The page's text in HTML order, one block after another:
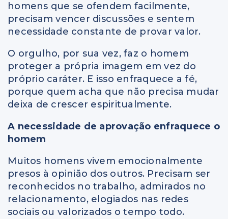
homens que se ofendem facilmente,
precisam vencer discussões e sentem
necessidade constante de provar valor.
O orgulho, por sua vez, faz o homem
proteger a própria imagem em vez do
próprio caráter. E isso enfraquece a fé,
porque quem acha que não precisa mudar
deixa de crescer espiritualmente.
A necessidade de aprovação enfraquece o
homem
Muitos homens vivem emocionalmente
presos à opinião dos outros. Precisam ser
reconhecidos no trabalho, admirados no
relacionamento, elogiados nas redes
sociais ou valorizados o tempo todo.